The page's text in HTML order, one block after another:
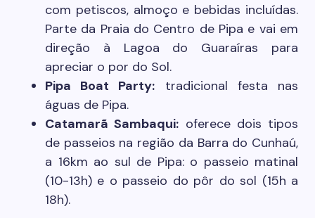
com petiscos, almoço e bebidas incluídas.
Parte da Praia do Centro de Pipa e vai em
direção à Lagoa do Guaraíras para
apreciar o por do Sol.
Pipa Boat Party: tradicional festa nas
águas de Pipa.
Catamarã Sambaqui: oferece dois tipos
de passeios na região da Barra do Cunhaú,
a 16km ao sul de Pipa: o passeio matinal
(10-13h) e o passeio do pôr do sol (15h a
18h).